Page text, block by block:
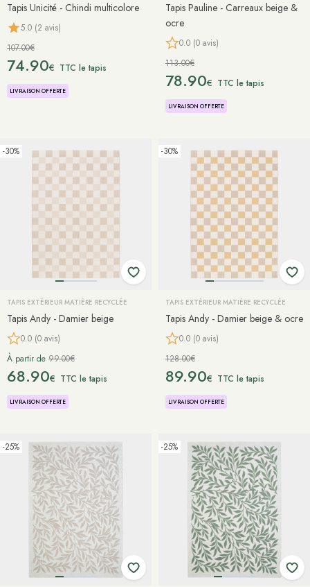
Tapis Unicité - Chindi multicolore
5.0 (2 avis)
107.00€
74.90€ TTC le tapis
LIVRAISON OFFERTE
Tapis Pauline - Carreaux beige &
ocre
0.0 (0 avis)
113.00€
78.90€ TTC le tapis
LIVRAISON OFFERTE
-30%
TAPIS EXTÉRIEUR MATIÈRE RECYCLÉE
Tapis Andy - Damier beige
0.0 (0 avis)
À partir de 99.00€
68.90€ TTC le tapis
LIVRAISON OFFERTE
-30%
TAPIS EXTÉRIEUR MATIÈRE RECYCLÉE
Tapis Andy - Damier beige & ocre
0.0 (0 avis)
128.00€
89.90€ TTC le tapis
LIVRAISON OFFERTE
-25% -25%